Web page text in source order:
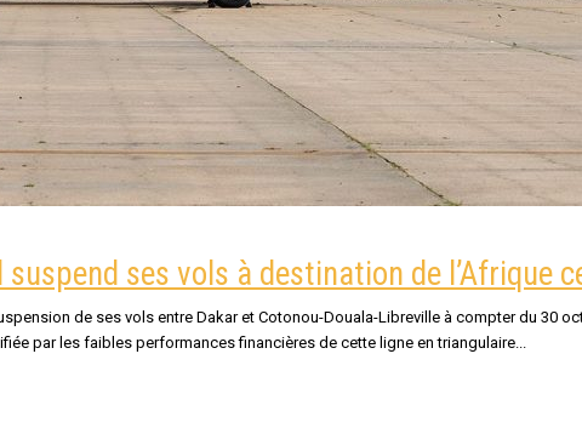
ses vols à destination de l’Afrique
de ses vols entre Dakar et Cotonou-Douala-Libreville à compter du 30
par les faibles performances financières de cette ligne en triangulaire